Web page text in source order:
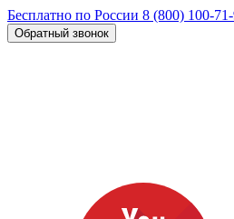
Бесплатно по России 8 (800) 100-71-
Обратный звонок